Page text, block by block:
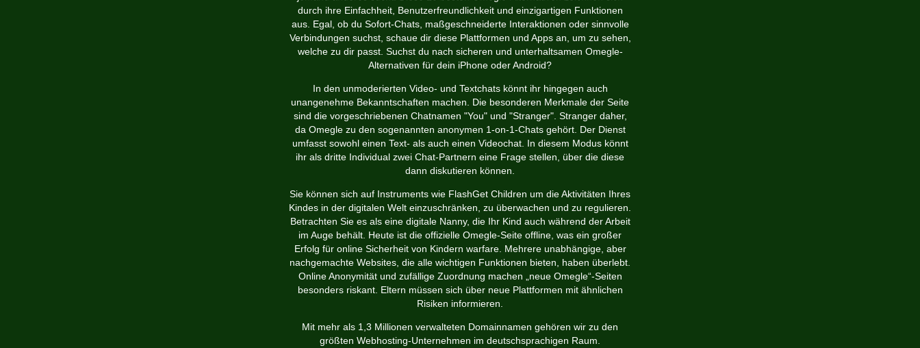
durch ihre Einfachheit, Benutzerfreundlichkeit und einzigartigen Funktionen
aus. Egal, ob du Sofort-Chats, maßgeschneiderte Interaktionen oder sinnvolle
Verbindungen suchst, schaue dir diese Plattformen und Apps an, um zu sehen,
welche zu dir passt. Suchst du nach sicheren und unterhaltsamen Omegle-
Alternativen für dein iPhone oder Android?
In den unmoderierten Video- und Textchats könnt ihr hingegen auch
unangenehme Bekanntschaften machen. Die besonderen Merkmale der Seite
sind die vorgeschriebenen Chatnamen "You" und "Stranger". Stranger daher,
da Omegle zu den sogenannten anonymen 1-on-1-Chats gehört. Der Dienst
umfasst sowohl einen Text- als auch einen Videochat. In diesem Modus könnt
ihr als dritte Individual zwei Chat-Partnern eine Frage stellen, über die diese
dann diskutieren können.
Sie können sich auf Instruments wie FlashGet Children um die Aktivitäten Ihres
Kindes in der digitalen Welt einzuschränken, zu überwachen und zu regulieren.
Betrachten Sie es als eine digitale Nanny, die Ihr Kind auch während der Arbeit
im Auge behält. Heute ist die offizielle Omegle-Seite offline, was ein großer
Erfolg für online Sicherheit von Kindern warfare. Mehrere unabhängige, aber
nachgemachte Websites, die alle wichtigen Funktionen bieten, haben überlebt.
Online Anonymität und zufällige Zuordnung machen „neue Omegle“-Seiten
besonders riskant. Eltern müssen sich über neue Plattformen mit ähnlichen
Risiken informieren.
Mit mehr als 1,3 Millionen verwalteten Domainnamen gehören wir zu den
größten Webhosting-Unternehmen im deutschsprachigen Raum.